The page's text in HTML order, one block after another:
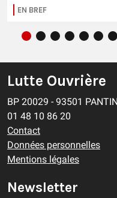
EN BREF
Lutte Ouvrière
BP 20029 - 93501
01 48 10 86 20
Contact
Données personnelles
Mentions légales
Newsletter